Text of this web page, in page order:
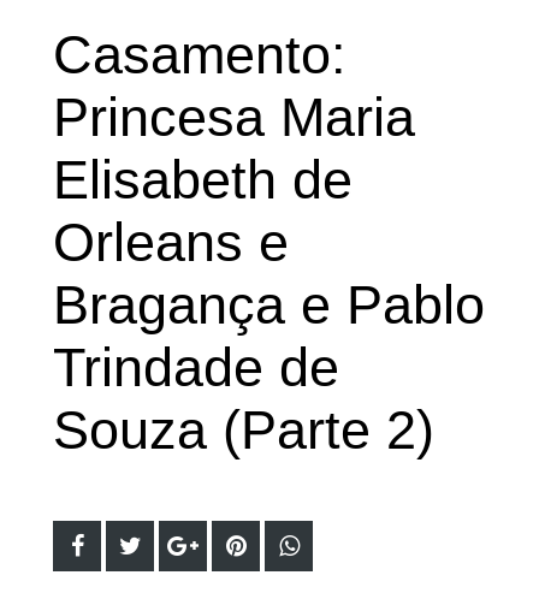
Casamento:
Princesa Maria
Elisabeth de
Orleans e
Bragança e Pablo
Trindade de
Souza (Parte 2)